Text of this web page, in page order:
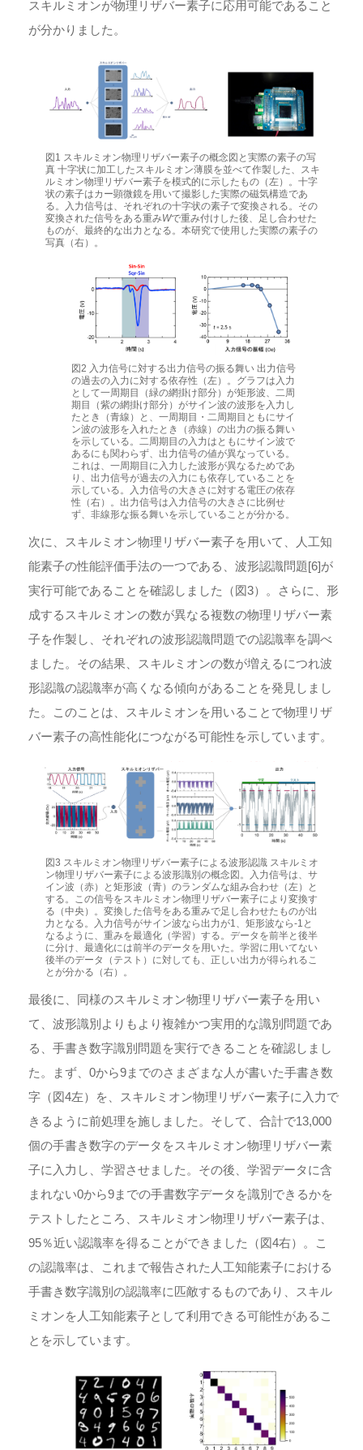
スキルミオンが物理リザバー素子に応用可能であること
が分かりました。
図1 スキルミオン物理リザバー素子の概念図と実際の素子の写
真 十字状に加工したスキルミオン薄膜を並べて作製した、スキ
ルミオン物理リザバー素子を模式的に示したもの（左）。十字
状の素子はカー顕微鏡を用いて撮影した実際の磁気構造であ
る。入力信号は、それぞれの十字状の素子で変換される。その
変換された信号をある重みWで重み付けした後、足し合わせた
ものが、最終的な出力となる。本研究で使用した実際の素子の
写真（右）。
図2 入力信号に対する出力信号の振る舞い 出力信号
の過去の入力に対する依存性（左）。グラフは入力
として一周期目（緑の網掛け部分）が矩形波、二周
期目（紫の網掛け部分）がサイン波の波形を入力し
たとき（青線）と、一周期目・二周期目ともにサイ
ン波の波形を入れたとき（赤線）の出力の振る舞い
を示している。二周期目の入力はともにサイン波で
あるにも関わらず、出力信号の値が異なっている。
これは、一周期目に入力した波形が異なるためであ
り、出力信号が過去の入力にも依存していることを
示している。入力信号の大きさに対する電圧の依存
性（右）。出力信号は入力信号の大きさに比例せ
ず、非線形な振る舞いを示していることが分かる。
次に、スキルミオン物理リザバー素子を用いて、人工知
能素子の性能評価手法の一つである、波形認識問題[6]が
実行可能であることを確認しました（図3）。さらに、形
成するスキルミオンの数が異なる複数の物理リザバー素
子を作製し、それぞれの波形認識問題での認識率を調べ
ました。その結果、スキルミオンの数が増えるにつれ波
形認識の認識率が高くなる傾向があることを発見しまし
た。このことは、スキルミオンを用いることで物理リザ
バー素子の高性能化につながる可能性を示しています。
図3 スキルミオン物理リザバー素子による波形認識 スキルミオ
ン物理リザバー素子による波形識別の概念図。入力信号は、サ
イン波（赤）と矩形波（青）のランダムな組み合わせ（左）と
する。この信号をスキルミオン物理リザバー素子により変換す
る（中央）。変換した信号をある重みで足し合わせたものが出
力となる。入力信号がサイン波なら出力が1、矩形波なら-1と
なるように、重みを最適化（学習）する。データを前半と後半
に分け、最適化には前半のデータを用いた。学習に用いてない
後半のデータ（テスト）に対しても、正しい出力が得られるこ
とが分かる（右）。
最後に、同様のスキルミオン物理リザバー素子を用い
て、波形識別よりもより複雑かつ実用的な識別問題であ
る、手書き数字識別問題を実行できることを確認しまし
た。まず、0から9までのさまざまな人が書いた手書き数
字（図4左）を、スキルミオン物理リザバー素子に入力で
きるように前処理を施しました。そして、合計で13,000
個の手書き数字のデータをスキルミオン物理リザバー素
子に入力し、学習させました。その後、学習データに含
まれない0から9までの手書数字データを識別できるかを
テストしたところ、スキルミオン物理リザバー素子は、
95％近い認識率を得ることができました（図4右）。こ
の認識率は、これまで報告された人工知能素子における
手書き数字識別の認識率に匹敵するものであり、スキル
ミオンを人工知能素子として利用できる可能性があるこ
とを示しています。